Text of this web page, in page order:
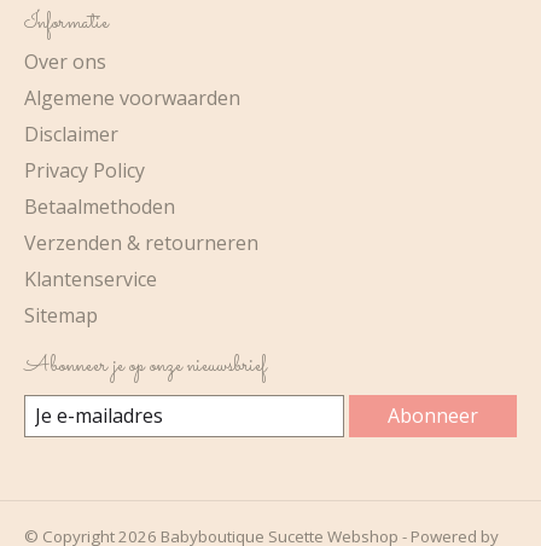
Informatie
Over ons
Algemene voorwaarden
Disclaimer
Privacy Policy
Betaalmethoden
Verzenden & retourneren
Klantenservice
Sitemap
Abonneer je op onze nieuwsbrief
Abonneer
© Copyright 2026 Babyboutique Sucette Webshop - Powered by